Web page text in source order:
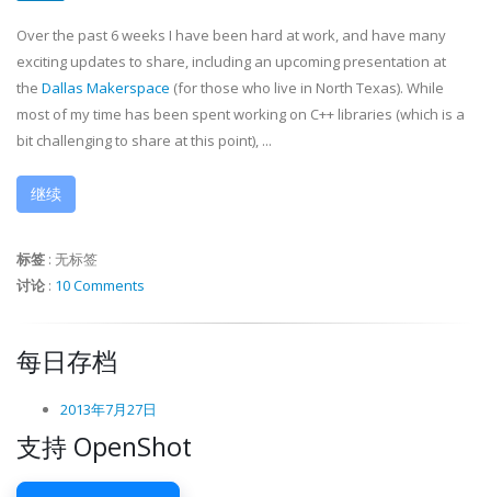
Over the past 6 weeks I have been hard at work, and have many
exciting updates to share, including an upcoming presentation at
the Dallas Makerspace (for those who live in North Texas). While
most of my time has been spent working on C++ libraries (which is a
bit challenging to share at this point), ...
继续
标签 : 无标签
讨论 : 10 Comments
每日存档
2013年7月27日
支持 OpenShot